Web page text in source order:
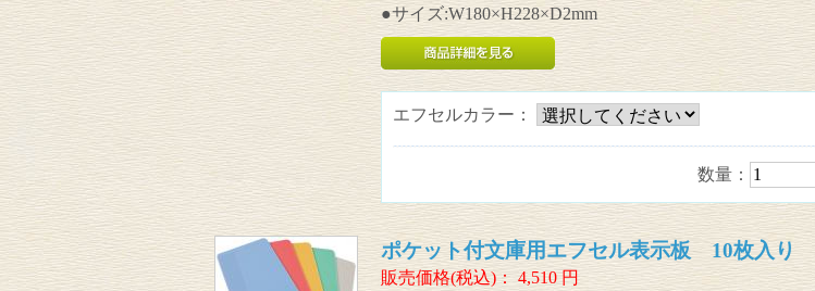
●サイズ:W180×H228×D2mm
エフセルカラー：
数量：
ポケット付文庫用エフセル表示板 10枚入り
販売価格(税込)： 4,510円